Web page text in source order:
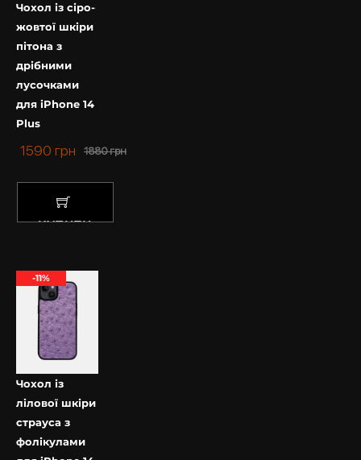
Чохол із сіро-
жовтої шкіри
пітона з
дрібними
лусочками
для iPhone 14
Plus
1880грн
1590 грн
КУПИТИ
-11%
Чохол із
лілової шкіри
страуса з
фолікулами